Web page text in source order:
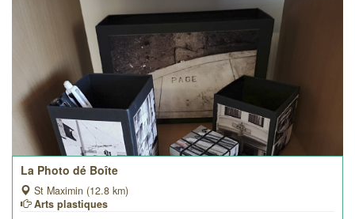
La Photo dé Boîte
St Maximin (12.8 km)
Arts plastiques